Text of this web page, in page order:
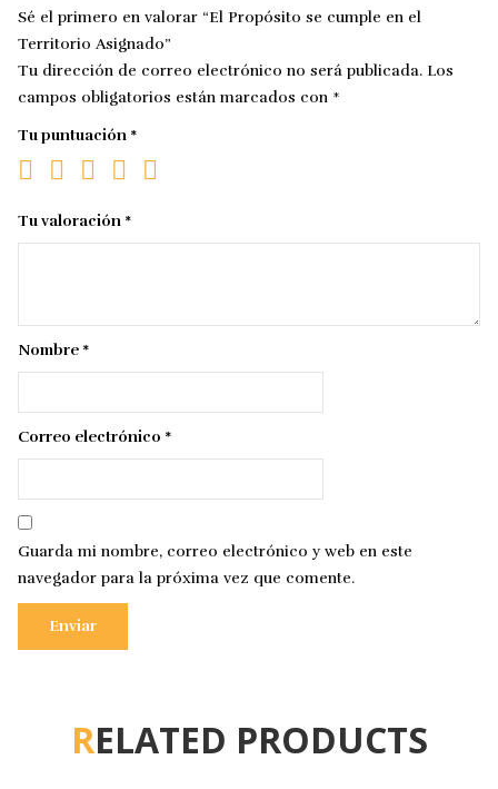
Sé el primero en valorar “El Propósito se cumple en el
Territorio Asignado”
Tu dirección de correo electrónico no será publicada. Los
campos obligatorios están marcados con *
Tu puntuación *
Tu valoración *
Nombre *
Correo electrónico *
Guarda mi nombre, correo electrónico y web en este
navegador para la próxima vez que comente.
RELATED PRODUCTS